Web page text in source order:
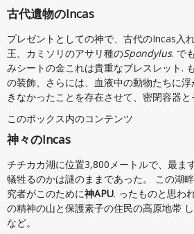
古代遺物のIncas
プレゼントとしての神で、古代のIncas入
王、カミソリのアサリ種のSpondylus. で
みシートの金これは貴重なブレスレット.
の装飾、さらには、血液中の動物たちに
きなかったことを存在させて、密閉容器と
このボックス内のコンテンツ
神々のIncas
チチカカ湖に位置3,800メートルで、最ま
犠牲るのかは謎のままであった。 この湖
究者がこのために神APU. ったものと思わ
の精神の山と保護素子の住民の高原地帯
など。